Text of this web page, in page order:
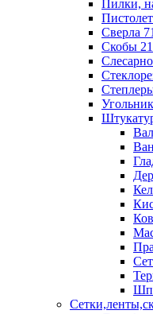
Пилки,
Сверла 71
Скобы 21